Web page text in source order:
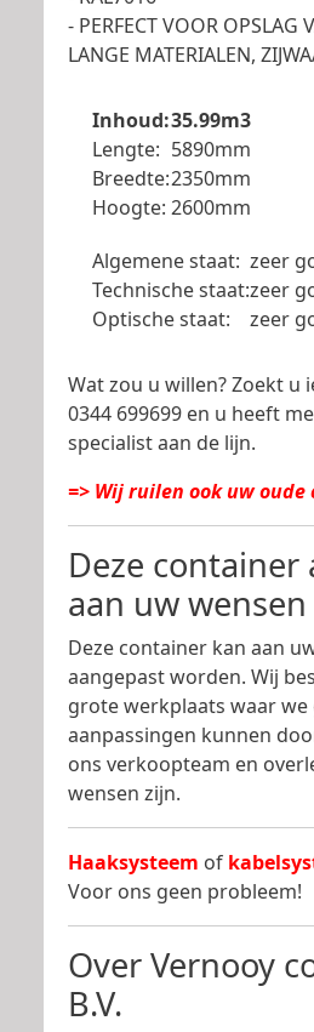
- PERFECT VOOR OPSLAG
LANGE MATERIALEN,
Inhoud:35.99m3
Lengte: 5890mm
Breedte:2350mm
Hoogte: 2600mm
Algemene staat: zeer
Technische staat:zeer
Optische staat:
zeer
Wat zou u willen? Zoekt u
0344 699699 en u heeft
specialist aan de lijn.
=> Wij ruilen ook uw
Deze container
aan uw wensen
Deze container kan aan
aangepast worden. Wij
grote werkplaats waar
aanpassingen kunnen
ons verkoopteam en
wensen zijn.
Haaksysteem of
Voor ons geen probleem!
Over Vernooy
B.V.